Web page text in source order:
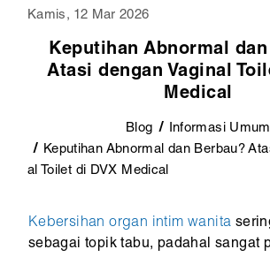
Kamis, 12 Mar 2026
Keputihan Abnormal
Atasi dengan Vaginal
Medical
Blog
Informasi Umum
Keputihan Abnormal dan Berbau?
al Toilet di DVX Medical
Kebersihan organ intim wanita
sebagai topik tabu, padahal sangat